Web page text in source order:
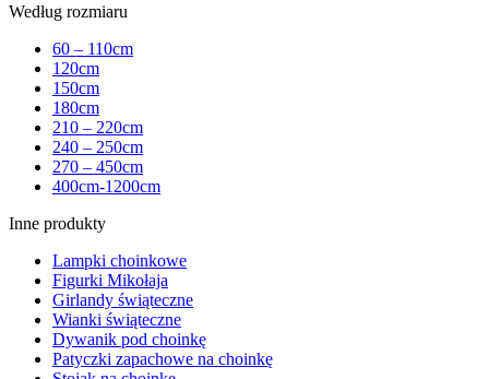
Według rozmiaru
60 – 110cm
120cm
150cm
180cm
210 – 220cm
240 – 250cm
270 – 450cm
400cm-1200cm
Inne produkty
Lampki choinkowe
Figurki Mikołaja
Girlandy świąteczne
Wianki świąteczne
Dywanik pod choinkę
Patyczki zapachowe na choinkę